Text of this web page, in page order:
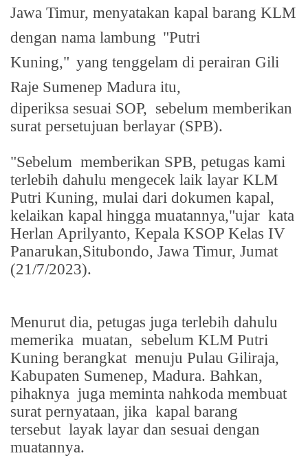
Jawa Timur, menyatakan kapal barang KLM
dengan nama lambung "Putri
Kuning," yang tenggelam di perairan Gili
Raje Sumenep Madura itu,
diperiksa sesuai SOP, sebelum memberikan
surat persetujuan berlayar (SPB).
"Sebelum memberikan SPB, petugas kami
terlebih dahulu mengecek laik layar KLM
Putri Kuning, mulai dari dokumen kapal,
kelaikan kapal hingga muatannya,"ujar kata
Herlan Aprilyanto, Kepala KSOP Kelas IV
Panarukan,Situbondo, Jawa Timur, Jumat
(21/7/2023).
Menurut dia, petugas juga terlebih dahulu
memerika muatan, sebelum KLM Putri
Kuning berangkat menuju Pulau Giliraja,
Kabupaten Sumenep, Madura. Bahkan,
pihaknya juga meminta nahkoda membuat
surat pernyataan, jika kapal barang
tersebut layak layar dan sesuai dengan
muatannya.